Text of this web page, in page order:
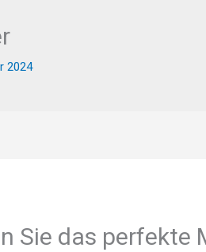
2024
Sie das perfekte